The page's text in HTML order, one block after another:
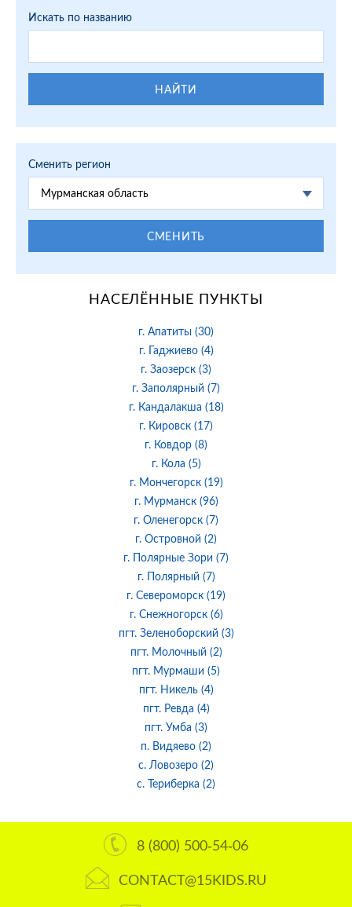
Искать по названию
НАЙТИ
Сменить регион
Мурманская область
СМЕНИТЬ
НАСЕЛЁННЫЕ ПУНКТЫ
г. Апатиты (30)
г. Гаджиево (4)
г. Заозерск (3)
г. Заполярный (7)
г. Кандалакша (18)
г. Кировск (17)
г. Ковдор (8)
г. Кола (5)
г. Мончегорск (19)
г. Мурманск (96)
г. Оленегорск (7)
г. Островной (2)
г. Полярные Зори (7)
г. Полярный (7)
г. Североморск (19)
г. Снежногорск (6)
пгт. Зеленоборский (3)
пгт. Молочный (2)
пгт. Мурмаши (5)
пгт. Никель (4)
пгт. Ревда (4)
пгт. Умба (3)
п. Видяево (2)
с. Ловозеро (2)
с. Териберка (2)
8 (800) 500-54-06
CONTACT@15KIDS.RU